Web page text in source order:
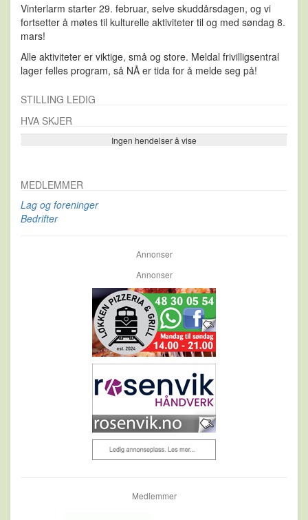
Vinterlarm starter 29. februar, selve skuddårsdagen, og vi
fortsetter å møtes til kulturelle aktiviteter til og med søndag 8.
mars!
Alle aktiviteter er viktige, små og store. Meldal frivilligsentral
lager felles program, så NÅ er tida for å melde seg på!
STILLING LEDIG
HVA SKJER
Ingen hendelser å vise
Se flere…
MEDLEMMER
Lag og foreninger
Bedrifter
Annonser
Annonser
Medlemmer